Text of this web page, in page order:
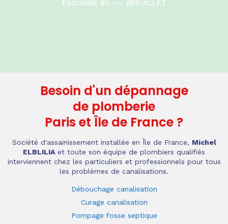
ESSONNE 91
— BREUILLET
Besoin d'un dépannage
de plomberie
Paris et Île de France ?
Société d'assainissement installée en Île de France, Michel
ELBLILIA et toute son équipe de plombiers qualifiés
interviennent chez les particuliers et professionnels pour tous
les problèmes de canalisations.
Débouchage canalisation
Curage canalisation
Pompage fosse septique